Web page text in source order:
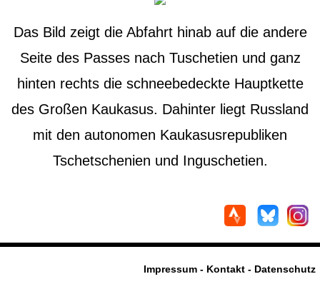
Das Bild zeigt die Abfahrt hinab auf die andere
Seite des Passes nach Tuschetien und ganz
hinten rechts die schneebedeckte Hauptkette
des Großen Kaukasus. Dahinter liegt Russland
mit den autonomen Kaukasusrepubliken
Tschetschenien und Inguschetien.
Impressum - Kontakt - Datenschutz